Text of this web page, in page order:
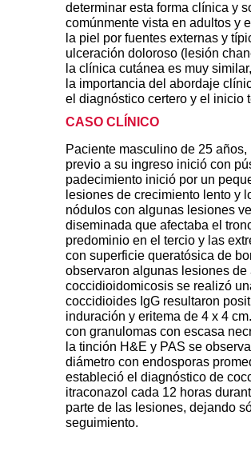
determinar esta forma clínica y
comúnmente vista en adultos y
la piel por fuentes externas y
ulceración doloroso (lesión
la clínica cutánea es muy
la importancia del abordaje
el diagnóstico certero y el inicio
CASO CLÍNICO
Paciente masculino de 25
previo a su ingreso inició con
padecimiento inició por un
lesiones de crecimiento lento y
nódulos con algunas lesiones
diseminada que afectaba el
predominio en el tercio y las
con superficie queratósica de
observaron algunas lesiones
coccidioidomicosis se realizó
coccidioides IgG resultaron
induración y eritema de 4 x 4
con granulomas con escasa
la tinción H&E y PAS se
diámetro con endosporas
estableció el diagnóstico de
itraconazol cada 12 horas
parte de las lesiones, dejando
seguimiento.